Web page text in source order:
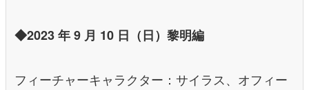
◆2023 年 9 月 10 日（日）黎明編
フィーチャーキャラクター：サイラス、オフィー